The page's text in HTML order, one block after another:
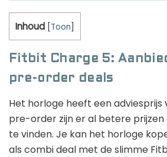
Inhoud [Toon]
Fitbit Charge 5:
pre-order deals
Het horloge heeft een adviesprijs
pre-order zijn er al betere prijzen
te vinden. Je kan het horloge
als combi deal met de slimme